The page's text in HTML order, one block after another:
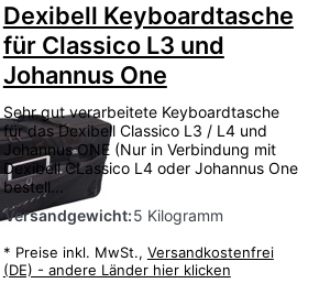
Dexibell Keyboardtasche
für Classico L3 und
Johannus One
Sehr gut verarbeitete Keyboardtasche
für das Dexibell Classico L3 / L4 und
Johannus ONE (Nur in Verbindung mit
Dexibell CLassico L4 oder Johannus One
bestell...
Versandgewicht:5 Kilogramm
* Preise inkl. MwSt., Versandkostenfrei
(DE) - andere Länder hier klicken